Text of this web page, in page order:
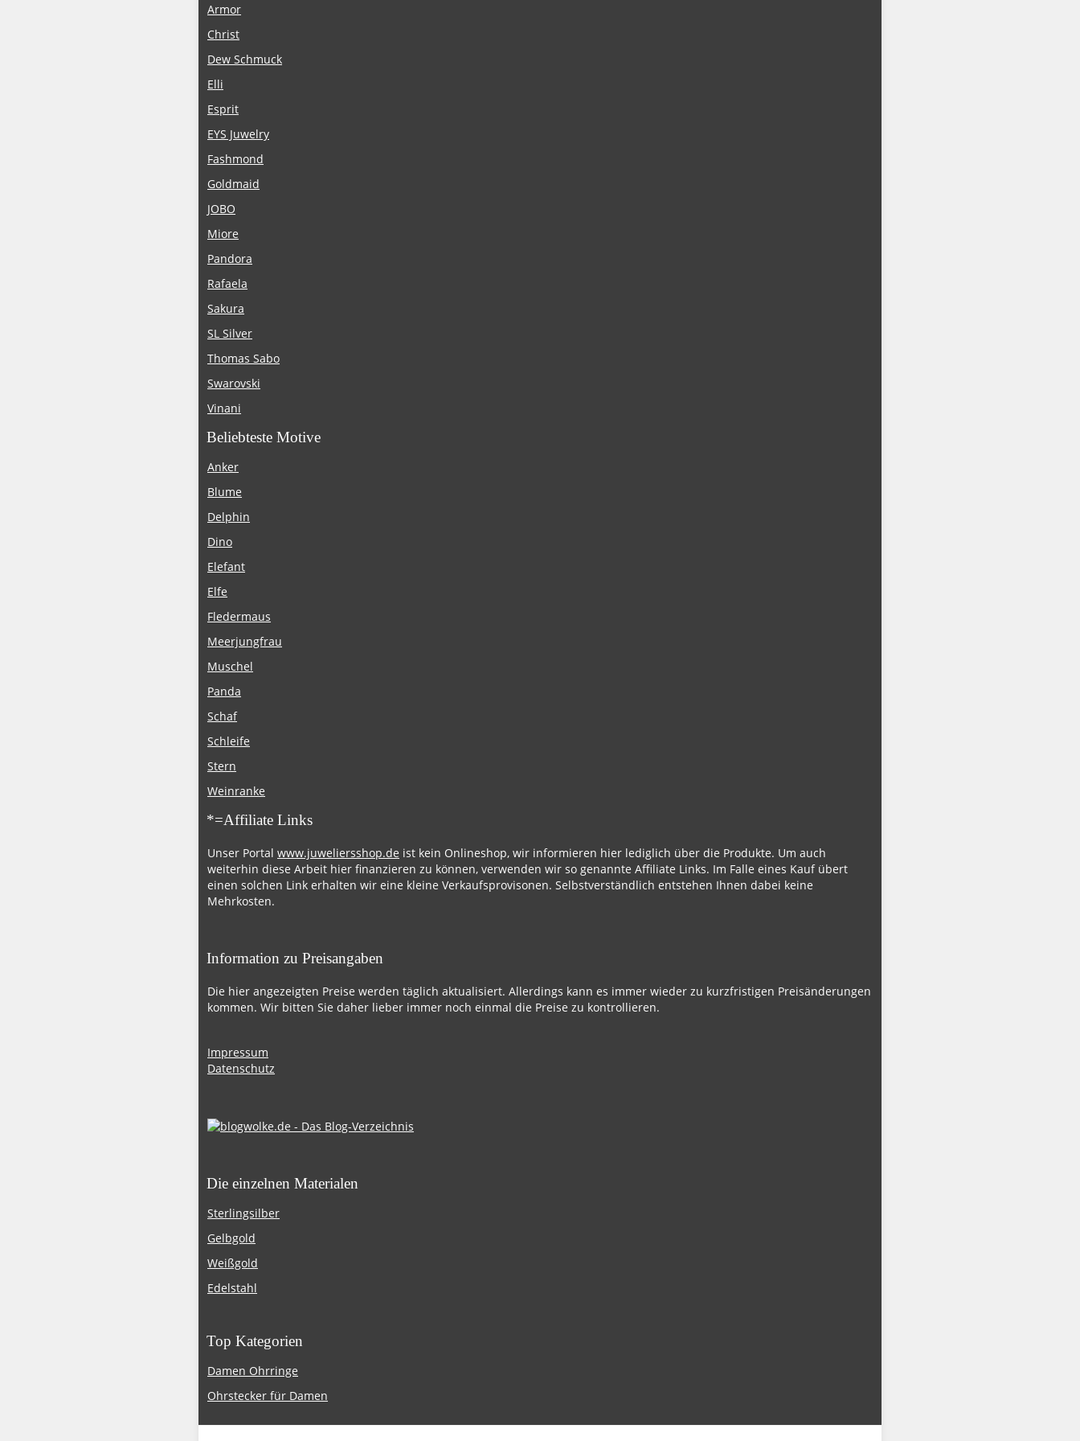
Armor
Christ
Dew Schmuck
Elli
Esprit
EYS Juwelry
Fashmond
Goldmaid
JOBO
Miore
Pandora
Rafaela
Sakura
SL Silver
Thomas Sabo
Swarovski
Vinani
Beliebteste Motive
Anker
Blume
Delphin
Dino
Elefant
Elfe
Fledermaus
Meerjungfrau
Muschel
Panda
Schaf
Schleife
Stern
Weinranke
*=Affiliate Links
Unser Portal www.juweliersshop.de ist kein Onlineshop, wir informieren hier lediglich über die Produkte. Um auch
weiterhin diese Arbeit hier finanzieren zu können, verwenden wir so genannte Affiliate Links. Im Falle eines Kauf übert
einen solchen Link erhalten wir eine kleine Verkaufsprovisonen. Selbstverständlich entstehen Ihnen dabei keine
Mehrkosten.
Information zu Preisangaben
Die hier angezeigten Preise werden täglich aktualisiert. Allerdings kann es immer wieder zu kurzfristigen Preisänderungen
kommen. Wir bitten Sie daher lieber immer noch einmal die Preise zu kontrollieren.
Impressum
Datenschutz
Die einzelnen Materialen
Sterlingsilber
Gelbgold
Weißgold
Edelstahl
Top Kategorien
Damen Ohrringe
Ohrstecker für Damen